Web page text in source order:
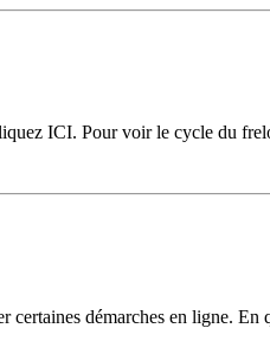
ICI. Pour voir le cycle du
démarches en ligne.